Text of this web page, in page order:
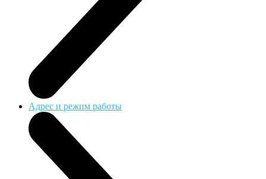
Адрес и режим работы